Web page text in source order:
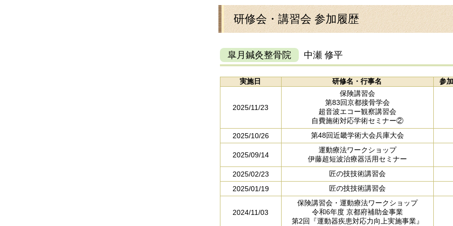
研修会・講習会 参加履歴
皐月鍼灸整骨院 中瀬 修平
実施日 研修名・行事名 参加
2025/11/23
保険講習会
第83回京都接骨学会
超音波エコー観察講習会
自費施術対応学術セミナー②
2025/10/26
第48回近畿学術大会兵庫大会
2025/09/14
運動療法ワークショップ
伊藤超短波治療器活用セミナー
2025/02/23
匠の技技術講習会
2025/01/19
匠の技技術講習会
2024/11/03
保険講習会・運動療法ワークショップ
令和6年度 京都府補助金事業
第2回『運動器疾患対応力向上実施事業』